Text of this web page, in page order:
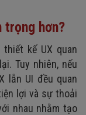
trọng hơn?
kế UX quan
Tuy nhiên, nếu
lẫn UI đều quan
lợi và sự thoải
nhau nhằm tạo